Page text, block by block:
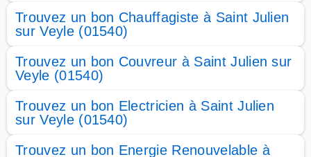
Trouvez un bon Chauffagiste à Saint Julien
sur Veyle (01540)
Trouvez un bon Couvreur à Saint Julien sur
Veyle (01540)
Trouvez un bon Electricien à Saint Julien
sur Veyle (01540)
Trouvez un bon Energie Renouvelable à